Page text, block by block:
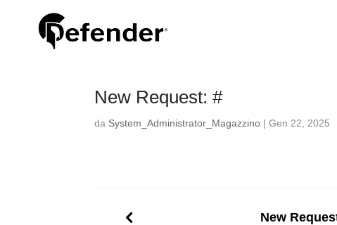
New Request: #
da System_Administrator_Magazzino |Gen 22, 2025
New